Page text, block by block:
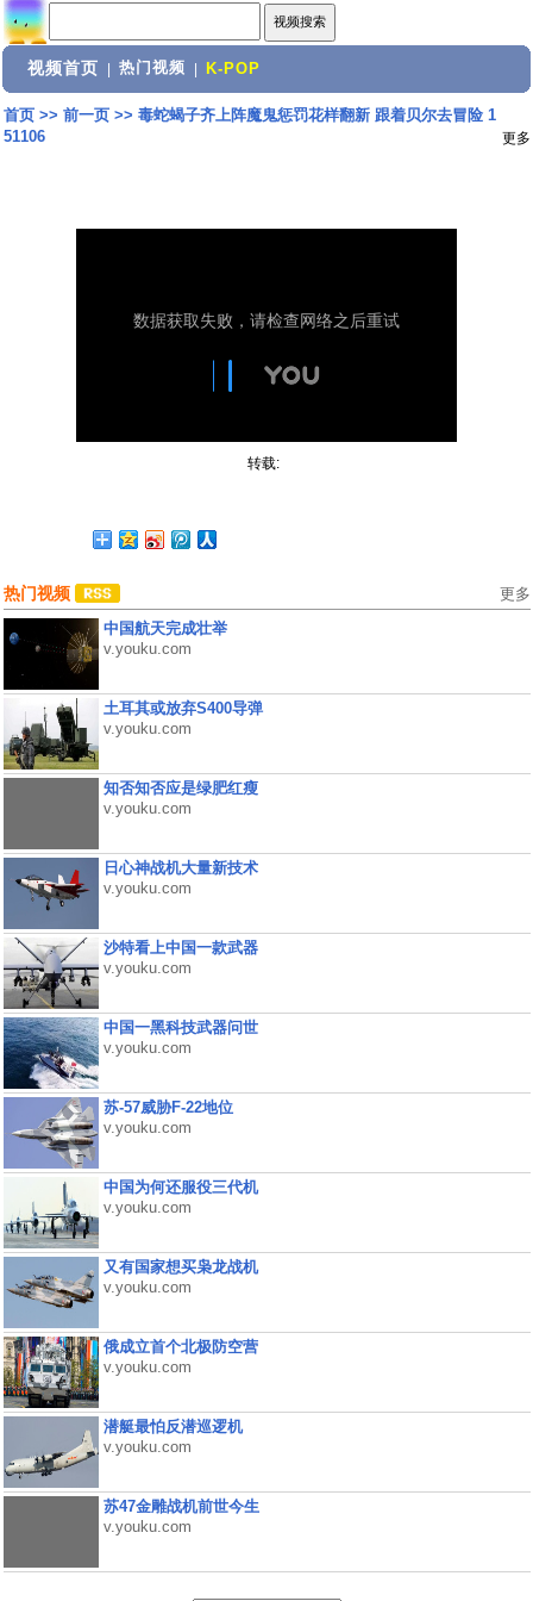
视频首页 热门视频 K-POP
首页>> 前一页>> 毒蛇蝎子齐上阵魔鬼惩罚花样翻新 跟着贝尔去冒险 1
51106
更多
转载:
热门视频 更多
中国航天完成壮举
v.youku.com
土耳其或放弃S400导弹
v.youku.com
知否知否应是绿肥红瘦
v.youku.com
日心神战机大量新技术
v.youku.com
沙特看上中国一款武器
v.youku.com
中国一黑科技武器问世
v.youku.com
苏-57威胁F-22地位
v.youku.com
中国为何还服役三代机
v.youku.com
又有国家想买枭龙战机
v.youku.com
俄成立首个北极防空营
v.youku.com
潜艇最怕反潜巡逻机
v.youku.com
苏47金雕战机前世今生
v.youku.com